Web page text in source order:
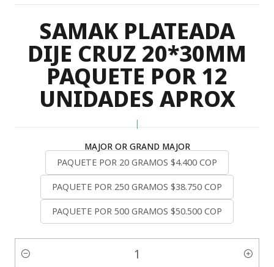
SAMAK PLATEADA
DIJE CRUZ 20*30MM
PAQUETE POR 12
UNIDADES APROX
|
MAJOR OR GRAND MAJOR
PAQUETE POR 20 GRAMOS $4.400 COP
PAQUETE POR 250 GRAMOS $38.750 COP
PAQUETE POR 500 GRAMOS $50.500 COP
Quantity